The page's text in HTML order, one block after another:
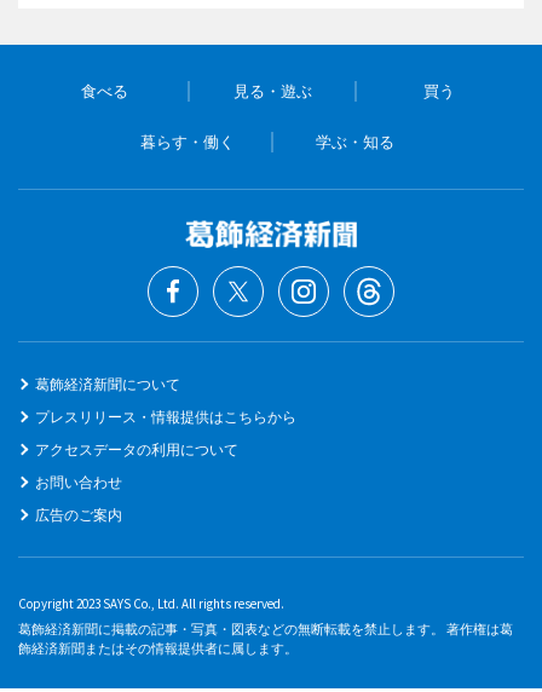
食べる 見る・遊ぶ 買う
暮らす・働く 学ぶ・知る
葛飾経済新聞について
プレスリリース・情報提供はこちらから
アクセスデータの利用について
お問い合わせ
広告のご案内
Copyright 2023 SAYS Co., Ltd. All rights reserved.
葛飾経済新聞に掲載の記事・写真・図表などの無断転載を禁止します。 著作権は葛
飾経済新聞またはその情報提供者に属します。